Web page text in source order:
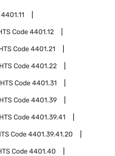
4401.11
Code4401.12
Code4401.21
HTS Code4401.22
HTS Code4401.31
HTS Code4401.39
HTS Code4401.39.41
Code4401.39.41.20
Code4401.40